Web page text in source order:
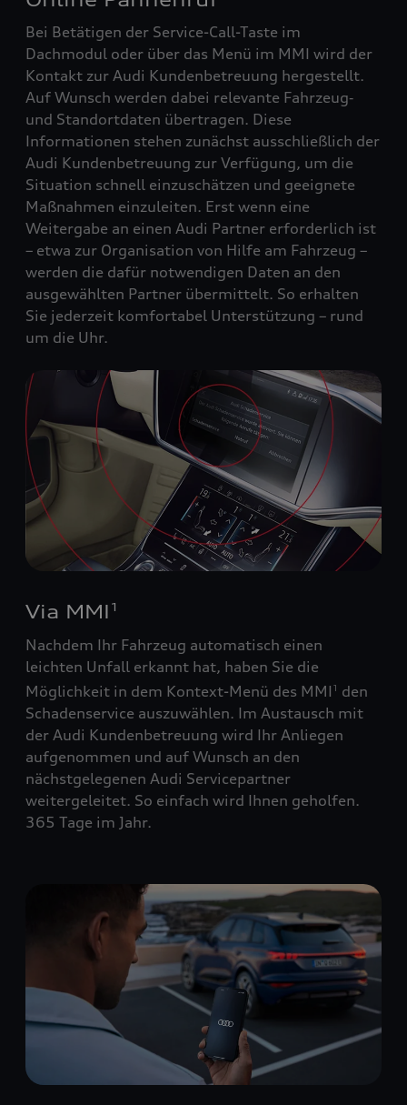
Bei Betätigen der Service-Call-Taste im
Dachmodul oder über das Menü im MMI wird der
Kontakt zur Audi Kundenbetreuung hergestellt.
Auf Wunsch werden dabei relevante Fahrzeug‑
und Standortdaten übertragen. Diese
Informationen stehen zunächst ausschließlich der
Audi Kundenbetreuung zur Verfügung, um die
Situation schnell einzuschätzen und geeignete
Maßnahmen einzuleiten. Erst wenn eine
Weitergabe an einen Audi Partner erforderlich ist
– etwa zur Organisation von Hilfe am Fahrzeug –
werden die dafür notwendigen Daten an den
ausgewählten Partner übermittelt. So erhalten
Sie jederzeit komfortabel Unterstützung – rund
um die Uhr.
Via MMI 1
Nachdem Ihr Fahrzeug automatisch einen
leichten Unfall erkannt hat, haben Sie die
Möglichkeit in dem Kontext-Menü des MMI 1
den
Schadenservice auszuwählen. Im Austausch mit
der Audi Kundenbetreuung wird Ihr Anliegen
aufgenommen und auf Wunsch an den
nächstgelegenen Audi Servicepartner
weitergeleitet. So einfach wird Ihnen geholfen.
365 Tage im Jahr.